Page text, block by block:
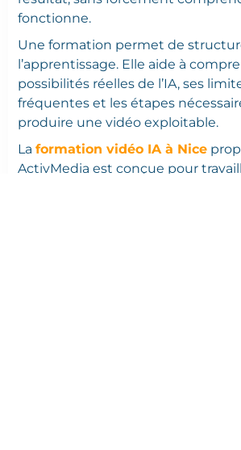
fonctionne.
Une formation permet de
l’apprentissage. Elle aide à
possibilités réelles de l’IA, ses
fréquentes et les étapes
produire une vidéo exploitable.
La formation vidéo IA à Nice
ActivMedia est conçue pour